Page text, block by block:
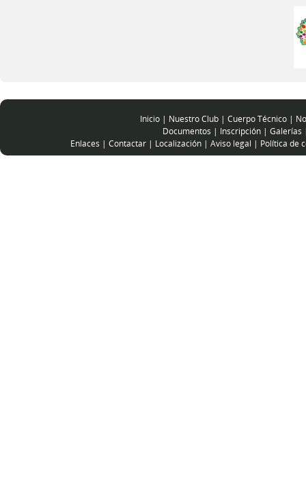
Inicio | Nuestro Club | Cuerpo Técnico |
Documentos | Inscripción | Galerías
Enlaces | Contactar | Localización | Aviso legal | Política de